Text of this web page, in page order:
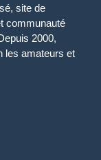
site de
communauté
2000,
les amateurs et